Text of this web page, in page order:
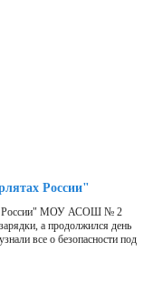
России"
России" МОУ АСОШ № 2
а продолжился день
все о безопасности под